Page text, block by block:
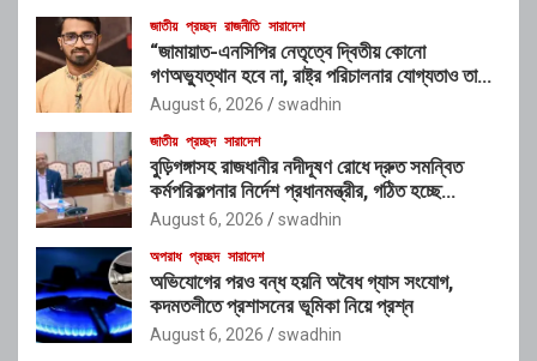
জাতীয় প্রচ্ছদ রাজনীতি সারাদেশ
“জামায়াত-এনসিপির নেতৃত্বে দ্বিতীয় কোনো
গণঅভ্যুত্থান হবে না, রাষ্ট্র পরিচালনার যোগ্যতাও তাদের
নেই”: রাশেদ খাঁনের
August 6, 2026 swadhin
জাতীয় প্রচ্ছদ সারাদেশ
বুড়িগঙ্গাসহ রাজধানীর নদীদূষণ রোধে দ্রুত সমন্বিত
কর্মপরিকল্পনার নির্দেশ প্রধানমন্ত্রীর, গঠিত হচ্ছে
আন্তঃসংস্থা সমন্বয় কমিটি
August 6, 2026 swadhin
অপরাধ প্রচ্ছদ সারাদেশ
অভিযোগের পরও বন্ধ হয়নি অবৈধ গ্যাস সংযোগ,
কদমতলীতে প্রশাসনের ভূমিকা নিয়ে প্রশ্ন
August 6, 2026 swadhin